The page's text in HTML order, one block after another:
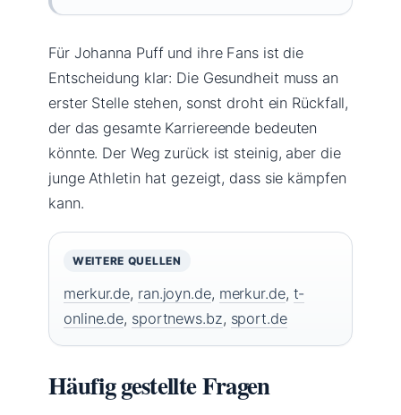
Für Johanna Puff und ihre Fans ist die
Entscheidung klar: Die Gesundheit muss an
erster Stelle stehen, sonst droht ein Rückfall,
der das gesamte Karriereende bedeuten
könnte. Der Weg zurück ist steinig, aber die
junge Athletin hat gezeigt, dass sie kämpfen
kann.
WEITERE QUELLEN
merkur.de, ran.joyn.de, merkur.de, t-
online.de, sportnews.bz, sport.de
Häufig gestellte Fragen